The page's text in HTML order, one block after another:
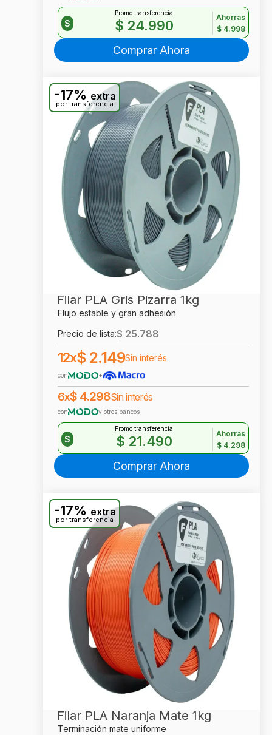
$
Promo transferencia
$ 24.990
Ahorras
$4.998
Comprar Ahora
-17% extra
por transferencia
Filar PLA Gris Pizarra 1kg
Flujo estable y gran adhesión
Precio de lista:$ 25.788
12x$2.149Sin interés
con +
6x$ 4.298Sin interés
con y otros bancos
$
Promo transferencia
$ 21.490
Ahorras
$4.298
Comprar Ahora
-17% extra
por transferencia
Filar PLA Naranja Mate 1kg
Terminación mate uniforme